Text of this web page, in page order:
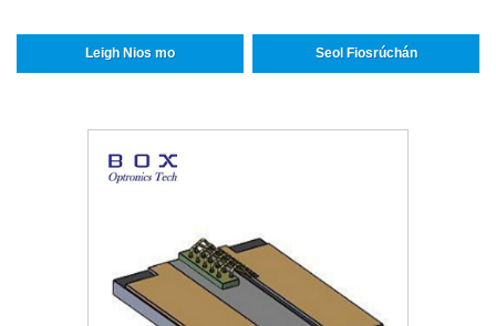
Leigh Nios mo Seol Fiosrúchán